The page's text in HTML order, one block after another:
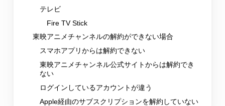
テレビ
Fire TV Stick
東映アニメチャンネルの解約ができない場合
スマホアプリからは解約できない
東映アニメチャンネル公式サイトからは解約でき
ない
ログインしているアカウントが違う
Apple経由のサブスクリプションを解約していない